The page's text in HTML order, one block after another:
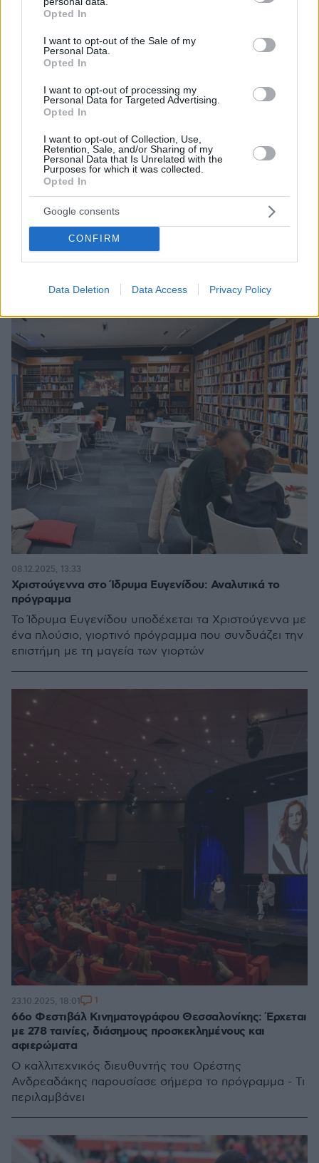
grant or deny consent to Google and its third-party tags to
use your data for below specified purposes in below Google
consent section.
Opted In
I want to opt-out of the Sale of my
Personal Data.
Opted In
I want to opt-out of processing my
Personal Data for Targeted Advertising.
Opted In
I want to opt-out of Collection, Use,
Retention, Sale, and/or Sharing of my
Personal Data that Is Unrelated with the
Purposes for which it was collected.
Opted In
Google consents
CONFIRM
Data Deletion Data Access Privacy Policy
Μέγαρο Μουσικής Αθηνών: Μεγάλοι ερμηνευτές,
μαέστροι και μουσικοί στο πρόγραμμα της νέας χρονιάς
Μαρία Φαραντούρη, Μανώλης Μητσιάς, Σερ Τζον
Έλιοτ Γκάρντινερ, Ρούφους Γουέινραϊτ και Ντενίζ
Κοζουχίν ανάμεσα στους καλλιτέχνες που θα
φιλοξενήσει
Χριστούγεννα στο Ίδρυμα Ευγενίδου: Αναλυτικά το
πρόγραμμα
Το Ίδρυμα Ευγενίδου υποδέχεται τα Χριστούγεννα με
ένα πλούσιο, γιορτινό πρόγραμμα που συνδυάζει την
επιστήμη με τη μαγεία των γιορτών
08.12.2025, 13:33
66ο Φεστιβάλ Κινηματογράφου Θεσσαλονίκης: Έρχεται
με 278 ταινίες, διάσημους προσκεκλημένους και
αφιερώματα
Ο καλλιτεχνικός διευθυντής του Ορέστης
Ανδρεαδάκης παρουσίασε σήμερα το πρόγραμμα - Τι
περιλαμβάνει
23.10.2025, 18:01 1